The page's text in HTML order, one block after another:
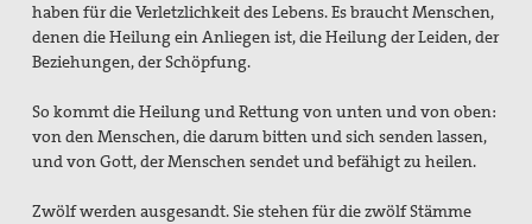
haben für die Verletzlichkeit des Lebens. Es braucht Menschen,
denen die Heilung ein Anliegen ist, die Heilung der Leiden, der
Beziehungen, der Schöpfung.
So kommt die Heilung und Rettung von unten und von oben:
von den Menschen, die darum bitten und sich senden lassen,
und von Gott, der Menschen sendet und befähigt zu heilen.
Zwölf werden ausgesandt. Sie stehen für die zwölf Stämme